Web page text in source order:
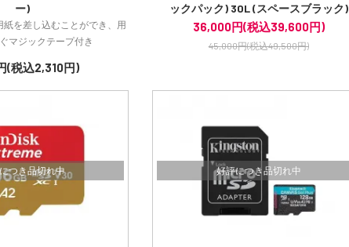
ー)
紙を差し込むことができ、用
マジックテープ付き
(税込2,310円)
ックパック) 30L (スペースブラック)
36,000円(税込39,600円)
45,000円(税込49,500円)
つき品切れ中 好評につき品切れ中